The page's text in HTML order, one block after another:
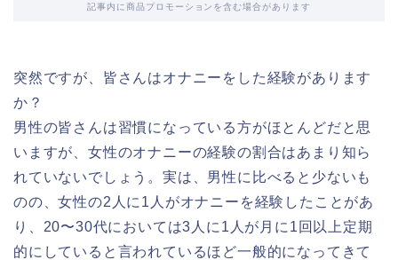
記事内に商品プロモーションを含む場合があります
突然ですが、皆さんはオナニーをした経験があります
か？
男性の皆さんは習慣になっている方がほとんどだと思
いますが、女性のオナニーの経験の割合はあまり知ら
れていないでしょう。実は、男性に比べると少ないも
のの、女性の2人に1人がオナニーを経験したことがあ
り、20〜30代においては3人に1人が月に1回以上定期
的にしていると言われているほど一般的になってきて